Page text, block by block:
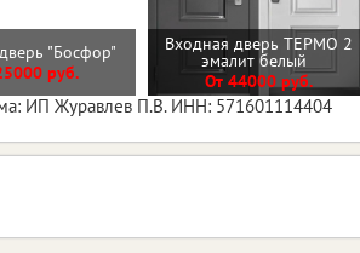
"Босфор"
руб.
Входная дверь ТЕРМО 2
эмалит белый
От 44000 руб.
ИП Журавлев П.В. ИНН: 571601114404